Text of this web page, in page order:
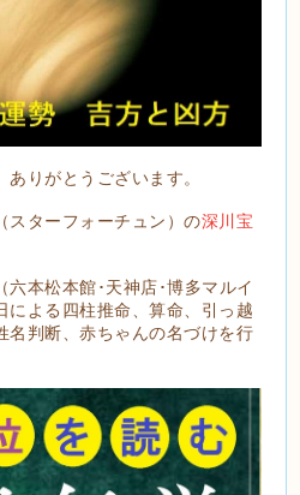
りがとうございます。
（スターフォーチュン）の深川宝
本松本館･天神店･博多マルイ
による四柱推命、算命、引っ越
名判断、赤ちゃんの名づけを行